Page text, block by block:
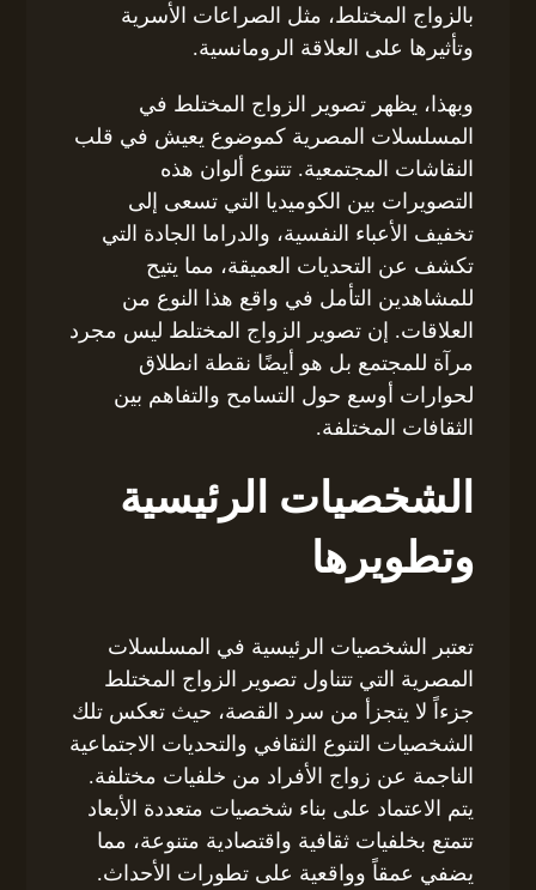
بالزواج المختلط، مثل الصراعات الأسرية
وتأثيرها على العلاقة الرومانسية.
وبهذا، يظهر تصوير الزواج المختلط في
المسلسلات المصرية كموضوع يعيش في قلب
النقاشات المجتمعية. تتنوع ألوان هذه
التصويرات بين الكوميديا التي تسعى إلى
تخفيف الأعباء النفسية، والدراما الجادة التي
تكشف عن التحديات العميقة، مما يتيح
للمشاهدين التأمل في واقع هذا النوع من
العلاقات. إن تصوير الزواج المختلط ليس مجرد
مرآة للمجتمع بل هو أيضًا نقطة انطلاق
لحوارات أوسع حول التسامح والتفاهم بين
الثقافات المختلفة.
الشخصيات الرئيسية
وتطويرها
تعتبر الشخصيات الرئيسية في المسلسلات
المصرية التي تتناول تصوير الزواج المختلط
جزءاً لا يتجزأ من سرد القصة، حيث تعكس تلك
الشخصيات التنوع الثقافي والتحديات الاجتماعية
الناجمة عن زواج الأفراد من خلفيات مختلفة.
يتم الاعتماد على بناء شخصيات متعددة الأبعاد
تتمتع بخلفيات ثقافية واقتصادية متنوعة، مما
يضفي عمقاً وواقعية على تطورات الأحداث.